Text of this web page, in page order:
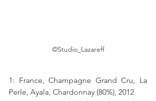
©Studio_Lazareff
1: France, Champagne Grand Cru, La
Perle, Ayala, Chardonnay (80%), 2012